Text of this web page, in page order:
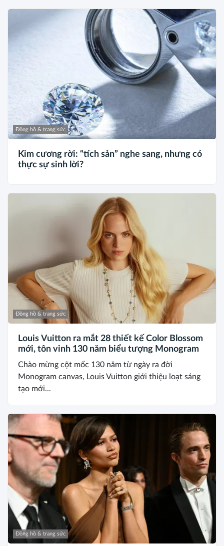
Đồng hồ & trang sức
Kim cương rời: “tích sản” nghe sang, nhưng có
thực sự sinh lời?
Đồng hồ & trang sức
Louis Vuitton ra mắt 28 thiết kế Color Blossom
mới, tôn vinh 130 năm biểu tượng Monogram
Chào mừng cột mốc 130 năm từ ngày ra đời
Monogram canvas, Louis Vuitton giới thiệu loạt sáng
tạo mới...
Đồng hồ & trang sức